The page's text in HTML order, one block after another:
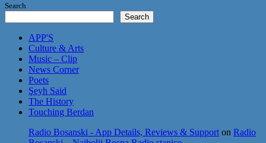
Search
Search
APP'S
Culture & Arts
Music – Clip
News Corner
Poets
Şeyh Said
The History
Touching Berdan
Radio Bosanski - App Details, Reviews & Support on Radio